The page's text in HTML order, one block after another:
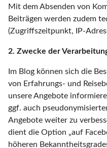
Mit dem Absenden von
Beiträgen werden zudem
(Zugriffszeitpunkt, IP-
2. Zwecke der
Im Blog können sich die
von Erfahrungs- und
unsere Angebote
ggf. auch
Angebote weiter zu
dient die Option „auf
höheren